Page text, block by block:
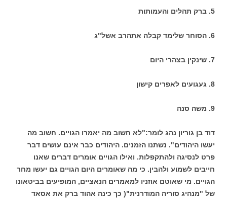
5. ברק תהלים והעמותות
6. הסוחר שלימד קבלה אתהרב אשל"ג
7. שינקין בצהרי היום
8. געגועים לאפרים קישון
9. משה סנה
דוד בן גוריון נהג לומר:"לא חשוב מה יאמרו הגויים. חשוב מה
יעשו היהודים". נשתנו הזמנים. היהודים כבר אינם עושים דבר
פרט לנסיגה ולהתקפלות. ואילו הגויים אומרים דברים שאנו
חייבים לשמוע ולהבין. כי מה שאומרים היום הגויים גם יעשו מחר
הגויים. מי שאוטם אוזניו למאמרים הנאציים, המופיעים בביטאונו
של "מנהיג סוריה המודרנית"( כך כינה אהוד ברק את אסאד